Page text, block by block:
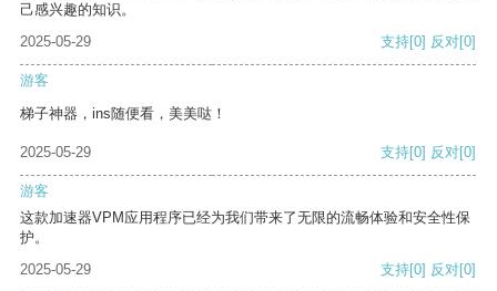
己感兴趣的知识。
2025-05-29
支持[0] 反对[0]
游客
梯子神器，ins随便看，美美哒！
2025-05-29 支持[0] 反对[0]
游客
这款加速器VPM应用程序已经为我们带来了无限的流畅体验和安全性保
护。
2025-05-29
支持[0] 反对[0]